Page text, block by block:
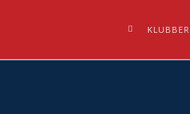
KLUBBER